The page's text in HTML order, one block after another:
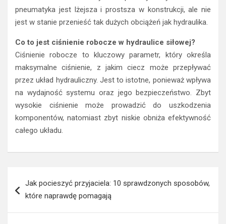
pneumatyka jest lżejsza i prostsza w konstrukcji, ale nie
jest w stanie przenieść tak dużych obciążeń jak hydraulika.
Co to jest ciśnienie robocze w hydraulice siłowej?
Ciśnienie robocze to kluczowy parametr, który określa
maksymalne ciśnienie, z jakim ciecz może przepływać
przez układ hydrauliczny. Jest to istotne, ponieważ wpływa
na wydajność systemu oraz jego bezpieczeństwo. Zbyt
wysokie ciśnienie może prowadzić do uszkodzenia
komponentów, natomiast zbyt niskie obniża efektywność
całego układu.
wpisu
Jak pocieszyć przyjaciela: 10 sprawdzonych sposobów,
które naprawdę pomagają